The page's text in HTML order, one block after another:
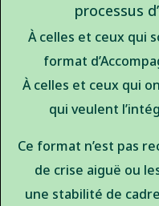
processus
À celles et ceux qui
format
À celles et ceux qui
qui veulent
Ce format n’est pas
de crise aiguë ou
une stabilité de